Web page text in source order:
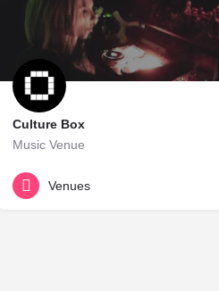
Culture Box
Music Venue
+45 33 32 50 50
Kronprinsessegade 54, 1306
Venues